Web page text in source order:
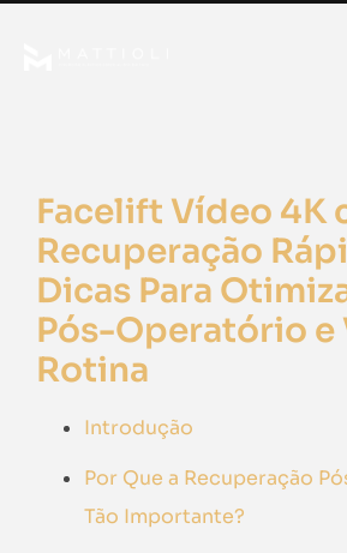
Facelift Vídeo 4K
Recuperação
Dicas Para
Pós-Operatório e
Rotina
Introdução
Por Que a Recuperação
Tão Importante?